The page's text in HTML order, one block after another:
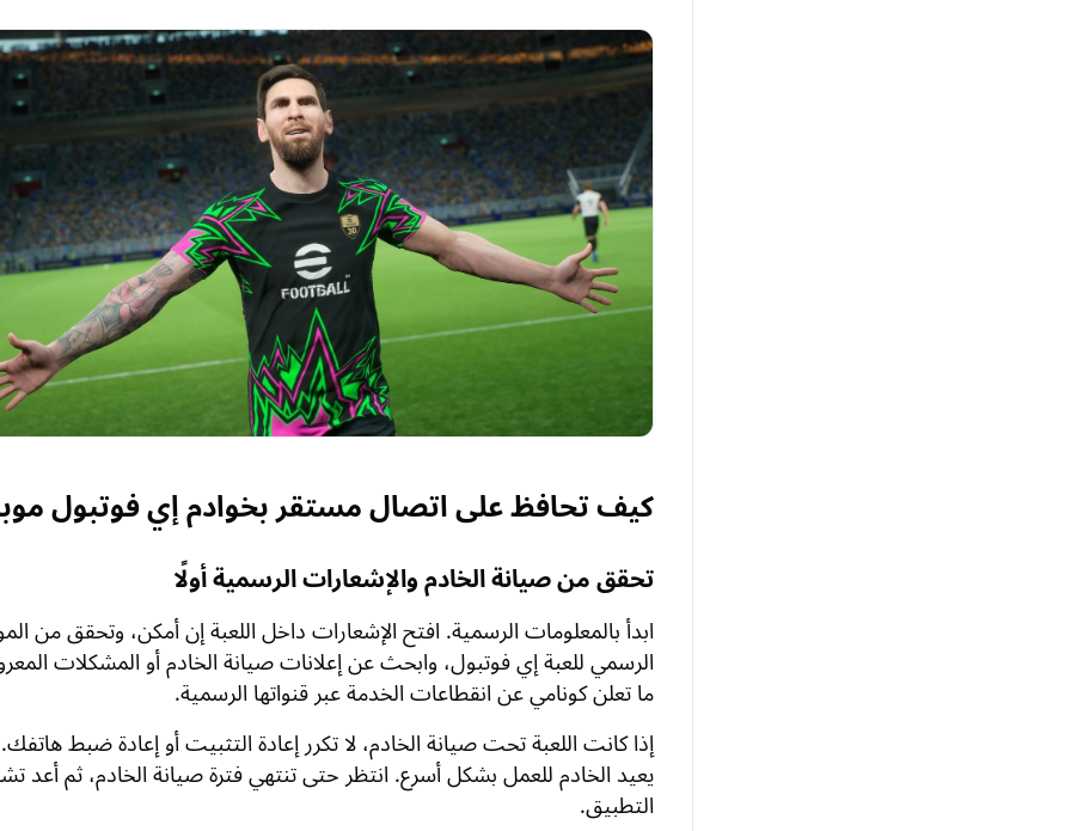
كيف تحافظ على اتصال مستقر بخوادم إي فوتبول
تحقق من صيانة الخادم والإشعارات الرسمية أولًا
ابدأ بالمعلومات الرسمية. افتح الإشعارات داخل اللعبة إن أمكن، وتحقق من
الرسمي للعبة إي فوتبول، وابحث عن إعلانات صيانة الخادم أو المشكلات
ما تعلن كونامي عن انقطاعات الخدمة عبر قنواتها الرسمية.
إذا كانت اللعبة تحت صيانة الخادم، لا تكرر إعادة التثبيت أو إعادة ضبط
يعيد الخادم للعمل بشكل أسرع. انتظر حتى تنتهي فترة صيانة الخادم، ثم أعد
التطبيق.